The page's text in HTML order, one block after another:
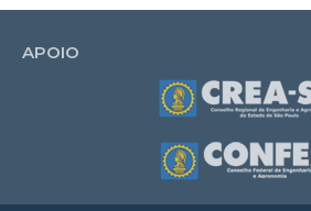
APOIO